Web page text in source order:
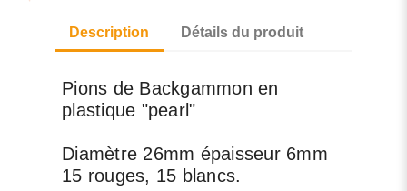
Description Détails du produit
Pions de Backgammon en
plastique "pearl"
Diamètre 26mm épaisseur 6mm
15 rouges, 15 blancs.